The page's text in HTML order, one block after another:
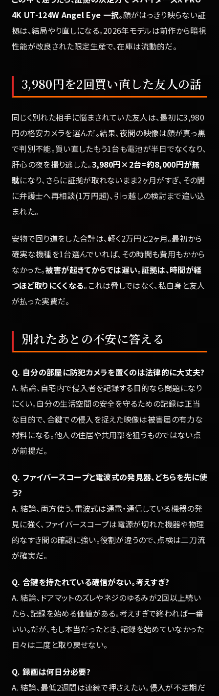
4K UT-124W Angel Eye 一択。顔がはっきり映らない証
拠は、結局やり直しになる。2026年モデルは前作から暗視
性能が改良された限定生産で、在庫は流動的だ。
3,980円を2回買い直した友人の話
同じく別れた相手に悩まされていた友人は、最初に3,980
円の格安カメラを選んだ。結果、夜間の映像は顔が真っ黒
で判別不能。買い直したもう1台も電池が半日でなくなり、
肝心の夜を撮り逃した。3,980円×2台=約8,000円が無
駄になり、さらに証拠が取れないまま2ヶ月がすぎ、その間
に弁護士へ再相談(1万円超)、引っ越しの検討まで追い込
まれた。
安物で回り道をした合計は、軽く2万円と2ヶ月。最初から
確実な機種を1台選んでいれば、その時間も費用もかから
なかった。被害が起きてからでは遅い。証拠は、時間が経
つほど取りにくくなる。これは脅しではなく、私自身と友人
が払った実費だ。
別れたあとの不安に答える
Q. 自分の部屋に防犯カメラを置くのは法律的に大丈夫?
A. 結論、自宅内で侵入者を記録する目的なら問題になり
にくい。自分の生活空間の安全を守るための記録は正当
な目的で、合鍵での侵入を捉えた映像は被害届の有力な
材料になる。他人の住居や共用部を狙うものではない点
が前提だ。
Q. ファイバースコープと電波式の発見器、どちらを先に使
う?
A. 結論、両方使う。電波式は通電・通信している機器の発
見に強く、ファイバースコープは電源が切れた機器や物理
的なすき間の確認に強い。役割が違うので、点検は二刀流
が確実だ。
Q. 合鍵を持たれている確信がない。考えすぎ?
A. 結論、ドアマットのズレやネジのゆるみが2回以上続い
たら、記録を始める価値がある。考えすぎで終われば一番
いい。だが、もし本当だったとき、記録を始めていなかった
日々は二度と取り戻せない。
Q. 録画は何日分必要?
A. 結論、最低2週間は連続で押さえたい。侵入が不定期だ